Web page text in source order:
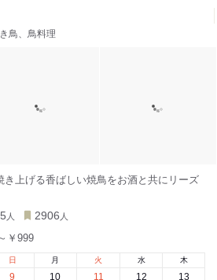
鳥、鳥料理
上げる香ばしい焼鳥をお酒と共にリーズ
人 2906 人
￥999
日
9
月
10
火
11
水
12
木
13